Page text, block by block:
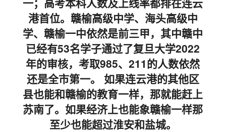
港首位。赣榆高级中学、海头高级中
学、赣榆一中依然是前三甲，其中赣中
已经有53名学子通过了复旦大学2022
年的审核，考取985、211的人数依然
还是全市第一。 如果连云港的其他区
县也能和赣榆的教育一样，那就能赶上
苏南了。如果经济上也能象赣榆一样那
至少也能超过淮安和盐城。